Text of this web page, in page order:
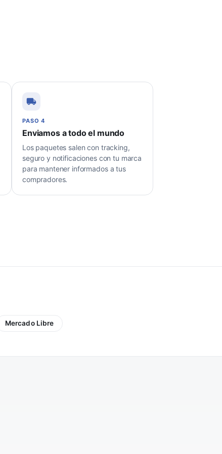
PASO 4
Enviamos a todo el mundo
Los paquetes salen con tracking,
seguro y notificaciones con tu marca
para mantener informados a tus
compradores.
Mercado Libre